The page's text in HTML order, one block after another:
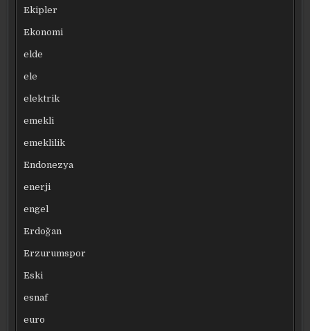
Ekipler
Ekonomi
elde
ele
elektrik
emekli
emeklilik
Endonezya
enerji
engel
Erdoğan
Erzurumspor
Eski
esnaf
euro